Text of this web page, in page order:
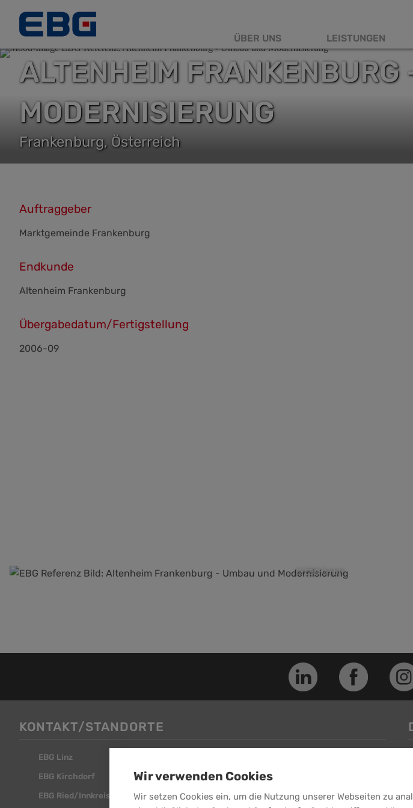
Wir verwenden Cookies
Wir setzen Cookies ein, um die Nutzung unserer Webseiten zu
Hauptnavigation
ÜBER UNS LEISTUNGEN
ALTENHEIM
MODERNISIERUNG
Frankenburg, Österreich
Auftraggeber
Marktgemeinde Frankenburg
Endkunde
Altenheim Frankenburg
Übergabedatum/Fertigstellung
2006-09
© EBG GmbH
KONTAKT/STANDORTE
EBG Linz
EBG Kirchdorf
EBG Attnang-Puchheim
EBG Ried/Innkreis